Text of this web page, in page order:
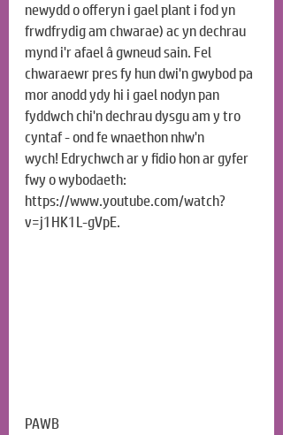
newydd o offeryn i gael plant i fod yn
frwdfrydig am chwarae) ac yn dechrau
mynd i'r afael â gwneud sain. Fel
chwaraewr pres fy hun dwi'n gwybod pa
mor anodd ydy hi i gael nodyn pan
fyddwch chi'n dechrau dysgu am y tro
cyntaf - ond fe wnaethon nhw'n
wych! Edrychwch ar y fidio hon ar gyfer
fwy o wybodaeth:
https://www.youtube.com/watch?
v=j1HK1L-gVpE.
PAWB